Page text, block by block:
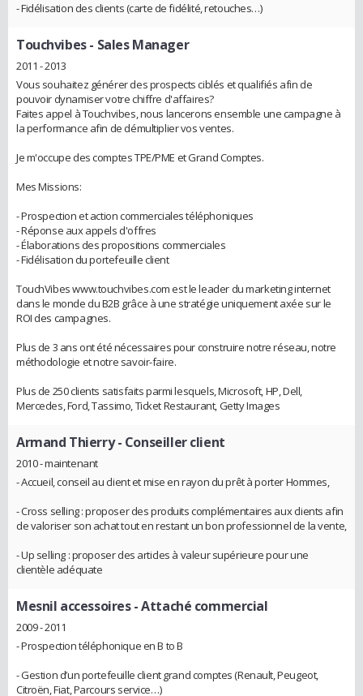
- Fidélisation des clients (carte de fidélité, retouches…)
Touchvibes- Sales Manager
2011 - 2013
Vous souhaitez générer des prospects ciblés et qualifiés afin de
pouvoir dynamiser votre chiffre d'affaires?
Faites appel à Touchvibes, nous lancerons ensemble une campagne à
la performance afin de démultiplier vos ventes.
Je m'occupe des comptes TPE/PME et Grand Comptes.
Mes Missions:
- Prospection et action commerciales téléphoniques
- Réponse aux appels d'offres
- Élaborations des propositions commerciales
- Fidélisation du portefeuille client
TouchVibes www.touchvibes.com est le leader du marketing internet
dans le monde du B2B grâce à une stratégie uniquement axée sur le
ROI des campagnes.
Plus de 3 ans ont été nécessaires pour construire notre réseau, notre
méthodologie et notre savoir-faire.
Plus de 250 clients satisfaits parmi lesquels, Microsoft, HP, Dell,
Mercedes, Ford, Tassimo, Ticket Restaurant, Getty Images
Armand Thierry- Conseiller client
2010 - maintenant
- Accueil, conseil au client et mise en rayon du prêt à porter Hommes,
- Cross selling : proposer des produits complémentaires aux clients afin
de valoriser son achat tout en restant un bon professionnel de la vente,
- Up selling : proposer des articles à valeur supérieure pour une
clientèle adéquate
Mesnil accessoires- Attaché commercial
2009 - 2011
- Prospection téléphonique en B to B
- Gestion d’un portefeuille client grand comptes (Renault, Peugeot,
Citroën, Fiat, Parcours service…)